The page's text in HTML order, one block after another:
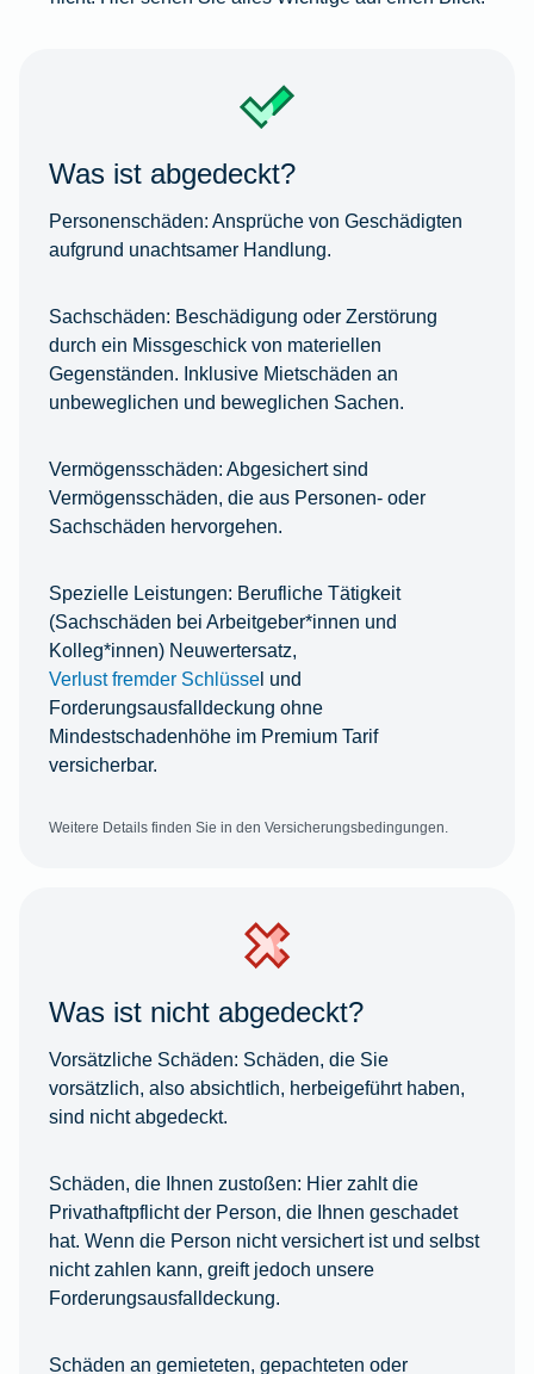
Was ist abgedeckt?
Personenschäden: Ansprüche von Geschädigten
aufgrund unachtsamer Handlung.
Sachschäden: Beschädigung oder Zerstörung
durch ein Missgeschick von materiellen
Gegenständen. Inklusive Mietschäden an
unbeweglichen und beweglichen Sachen.
Vermögensschäden: Abgesichert sind
Vermögensschäden, die aus Personen- oder
Sachschäden hervorgehen.
Spezielle Leistungen: Berufliche Tätigkeit
(Sachschäden bei Arbeitgeber*innen und
Kolleg*innen) Neuwertersatz,
Verlust fremder Schlüssel und
Forderungsausfalldeckung ohne
Mindestschadenhöhe im Premium Tarif
versicherbar.
Weitere Details finden Sie in den Versicherungsbedingungen.
Was ist nicht abgedeckt?
Vorsätzliche Schäden: Schäden, die Sie
vorsätzlich, also absichtlich, herbeigeführt haben,
sind nicht abgedeckt.
Schäden, die Ihnen zustoßen: Hier zahlt die
Privathaftpflicht der Person, die Ihnen geschadet
hat. Wenn die Person nicht versichert ist und selbst
nicht zahlen kann, greift jedoch unsere
Forderungsausfalldeckung.
Schäden an gemieteten, gepachteten oder